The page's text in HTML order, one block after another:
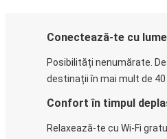
Conectează-te cu
Posibilități nenumărate.
destinații în mai mult de 40
Confort în timpul
Relaxează-te cu Wi-Fi